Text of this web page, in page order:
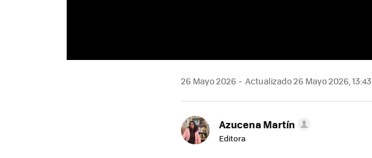
26 Mayo 2026 Actualizado 26 Mayo 2026, 13:43
Azucena Martín
Editora